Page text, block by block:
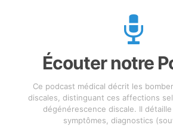
Écouter notre
Ce podcast médical décrit les
discales, distinguant ces affections
dégénérescence discale. Il détaille
symptômes, diagnostics